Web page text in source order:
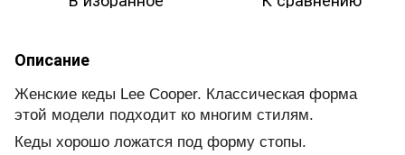
Описание
Женские кеды Lee Cooper. Классическая форма
этой модели подходит ко многим стилям.
Кеды хорошо ложатся под форму стопы.